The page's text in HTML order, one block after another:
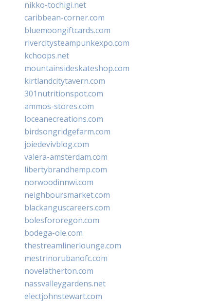
nikko-tochigi.net
caribbean-corner.com
bluemoongiftcards.com
rivercitysteampunkexpo.com
kchoops.net
mountainsideskateshop.com
kirtlandcitytavern.com
301nutritionspot.com
ammos-stores.com
loceanecreations.com
birdsongridgefarm.com
joiedevivblog.com
valera-amsterdam.com
libertybrandhemp.com
norwoodinnwi.com
neighboursmarket.com
blackanguscareers.com
bolesfororegon.com
bodega-ole.com
thestreamlinerlounge.com
mestrinorubanofc.com
novelatherton.com
nassvalleygardens.net
electjohnstewart.com